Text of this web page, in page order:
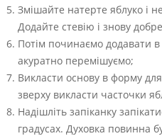
Змішайте натерте яблуко і
Додайте стевію і знову
Потім починаємо додавати
акуратно перемішуємо;
Викласти основу в форму
зверху викласти часточки
Надішліть запіканку
градусах. Духовка повинна